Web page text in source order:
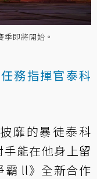
季即將開始。
務指揮官泰科
靡的暴徒泰科
能在他身上留
霸 ll》全新合作